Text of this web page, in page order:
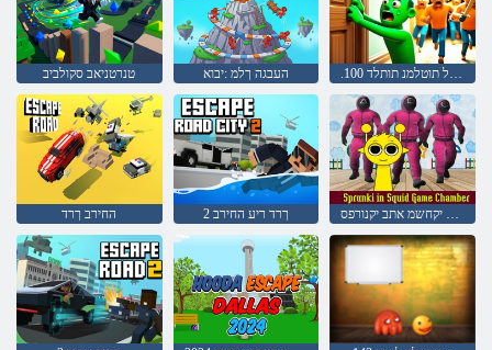
טנרטניאב סקולביב העבגה ךלמ :יבוא .ץורלו קופדל תוטלמנ תותלד 100
החירב ךרד 2 ךרד ריע החירב